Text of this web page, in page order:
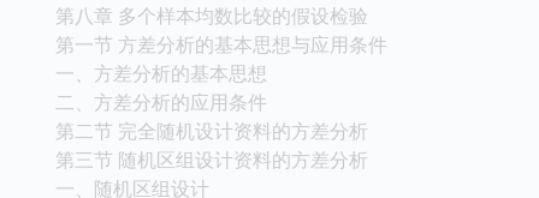
第八章 多个样本均数比较的假设检验
第一节 方差分析的基本思想与应用条件
一、方差分析的基本思想
二、方差分析的应用条件
第二节 完全随机设计资料的方差分析
第三节 随机区组设计资料的方差分析
一、随机区组设计